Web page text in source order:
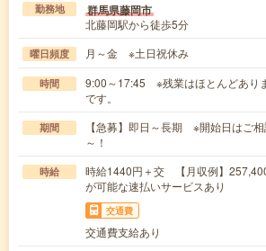
勤務地 群馬県藤岡市
北藤岡駅から徒歩5分
曜日頻度 月～金 ※土日祝休み
時間
9:00～17:45 ※残業はほとんどあり
です。
期間
【急募】即日～長期 ※開始日はご
～！
時給
時給1440円＋交 【月収例】
が可能な速払いサービスあり
交通費
交通費支給あり